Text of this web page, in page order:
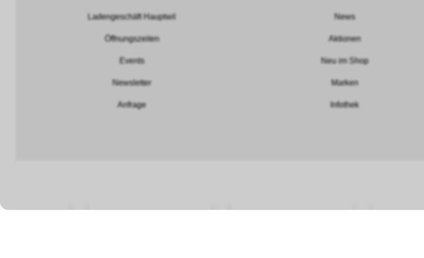
Ladengeschäft Hauptwil
Öffnungszeiten
Events
Newsletter
Anfrage
News
Aktionen
Neu im Shop
Marken
Infothek